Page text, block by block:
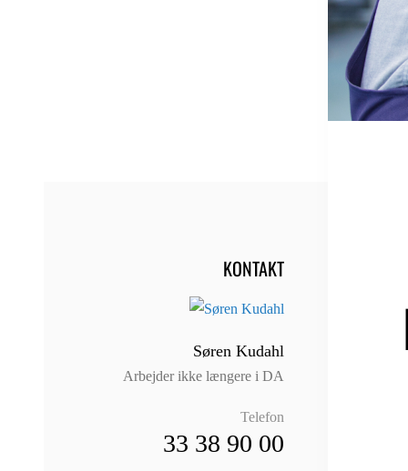
KONTAKT
Søren Kudahl
Arbejder ikke længere i DA
Telefon
33 38 90 00